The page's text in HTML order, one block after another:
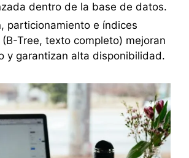
dentro de la base de datos.
particionamiento e índices
Tree, texto completo) mejoran
y garantizan alta disponibilidad.